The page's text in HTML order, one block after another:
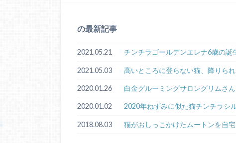
の最新記事
2021.05.21 チンチラゴールデンエレナ6歳の誕
2021.05.03 高いところに登らない猫、降りら
2020.01.26 白金グルーミングサロングリムさ
2020.01.02 2020年ねずみに似た猫チンチラシ
2018.08.03 猫がおしっこかけたムートンを自